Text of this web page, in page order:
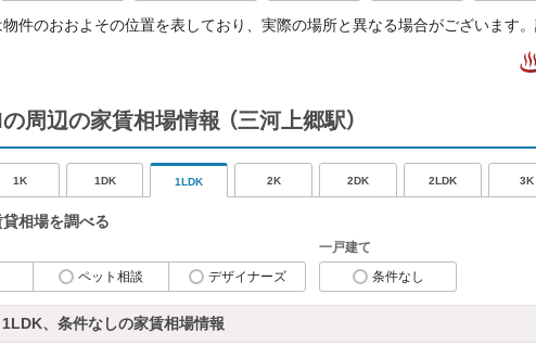
件のおおよその位置を表しており、実際の場所と異なる場合がございます
の周辺の家賃相場情報 （三河上郷駅）
1K 1DK 1LDK 2K 2DK 2LDK 3K
相場を調べる
ペット相談 デザイナーズ
一戸建て
条件なし
、条件なしの家賃相場情報